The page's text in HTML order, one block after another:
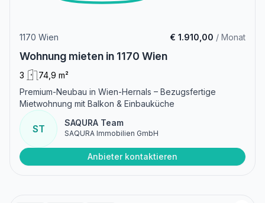
1170 Wien € 1.910,00 / Monat
Wohnung mieten in 1170 Wien
3
74,9 m²
Premium-Neubau in Wien-Hernals – Bezugsfertige
Mietwohnung mit Balkon & Einbauküche
ST
SAQURA Team
SAQURA Immobilien GmbH
Anbieter kontaktieren